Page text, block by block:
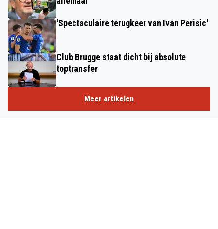
'Spectaculaire terugkeer van Ivan Perisic'
Club Brugge staat dicht bij absolute
toptransfer
Meer artikelen